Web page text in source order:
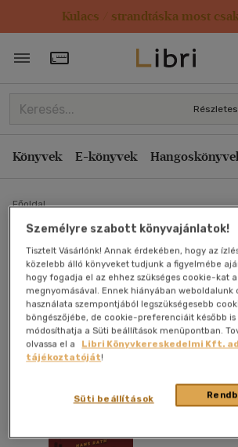
Kulacs / strandtáska most
Törzsvásárlói Kártya adatai
Könyvek E-könyvek
Főoldal
Az ördög is csak
Hans Rath
Antikvár könyv (1db)
Személyre szabott könyvajánlatok!
Tisztelt Vásárlónk! Annak érdekében, hogy az
közelebb álló könyveket tudjunk a figyelmébe
hogy fogadja el az ehhez szükséges cookie-kat a
megnyomásával. Ennek hiányában weboldalunk
használata szempontjából legszükségesebb
böngészőjébe, de cookie-preferenciáit később
módosíthatja a Süti beállítások menüpontban.
olvassa el a
Libri Könyvkereskedelmi Kft.
tájékoztatóját!
Süti beállítások